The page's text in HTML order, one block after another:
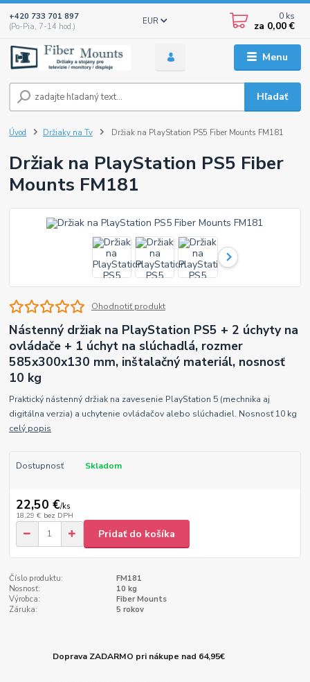
Menu
EUR
Hľadať
+420 733 701 897
(Po-Pia, 7-14 hod.)
0 ks
za 0,00 €
Úvod Držiaky na Tv Držiak na PlayStation PS5 Fiber Mounts FM181
Držiak na PlayStation PS5 Fiber
Mounts FM181
Ohodnotiť produkt
Nástenný držiak na PlayStation PS5 + 2 úchyty na
ovládače + 1 úchyt na slúchadlá, rozmer
585x300x130 mm, inštalačný materiál, nosnosť
10 kg
Praktický nástenný držiak na zavesenie PlayStation 5 (mechnika aj
digitálna verzia) a uchytenie ovládačov alebo slúchadiel. Nosnosť 10 kg
celý popis
Dostupnosť Skladom
22,50 €/ks
18,29 € bez DPH
Pridať do košíka
Číslo produktu:
FM181
Nosnosť:
10 kg
Výrobca:
Fiber Mounts
Záruka:
5 rokov
Doprava ZADARMO pri nákupe nad 64,95€